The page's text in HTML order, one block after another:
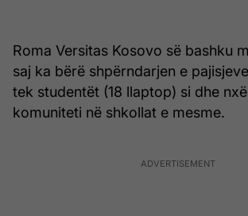
Roma Versitas Kosovo së bashku
saj ka bërë shpërndarjen e
tek studentët (18 llaptop) si dhe
komuniteti në shkollat e mesme.